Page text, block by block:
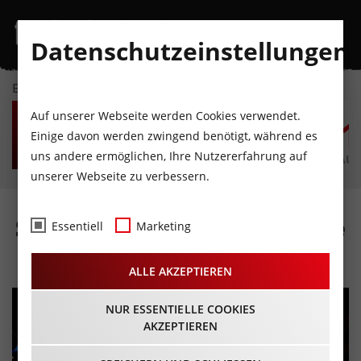
EVENTKALENDER
FR
7
AUGUST
SA
8
AUGUST
SO
9
AUGUST
MO
10
AUGUST
DI
11
AUGUST
Simon & Garfunkel Tribute
29.01.2026 - Beginn 20:00 Uhr
Datenschutzeinstellungen
Auf unserer Webseite werden Cookies verwendet.
Einige davon werden zwingend benötigt, während es
uns andere ermöglichen, Ihre Nutzererfahrung auf
unserer Webseite zu verbessern.
Essentiell Marketing
ALLE AKZEPTIEREN
NUR ESSENTIELLE COOKIES
AKZEPTIEREN